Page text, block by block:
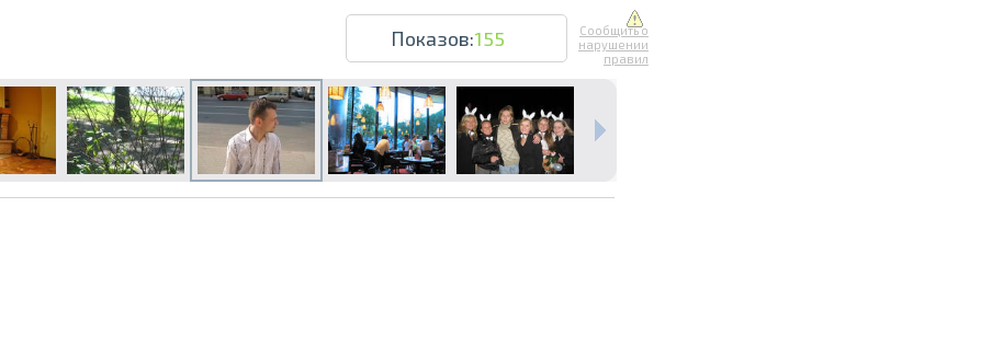
Показов:155
Сообщить о
нарушении
правил